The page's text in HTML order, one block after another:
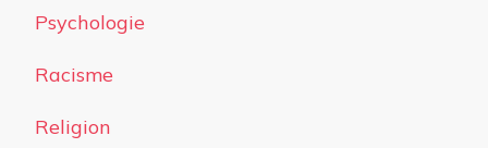
Psychologie
Racisme
Religion